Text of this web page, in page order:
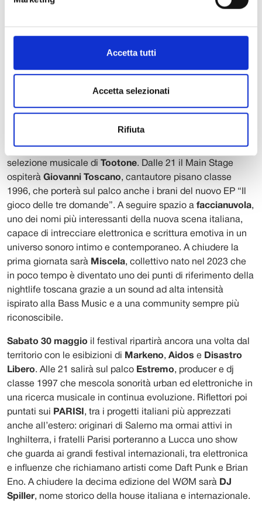
Accetta tutti
Accetta selezionati
Rifiuta
dedicata ai live e ai dj set del tardo pomeriggio; dalle 21
prima di tornare nuovamente sul Market Stage fino all’una
di notte. Un percorso musicale pensato per accompagnare
protagonisti della scena locale. Si parte alle 18 con il
di Von Bronx, seguito dal live diMi chiamano Jacke dalla
selezione musicale di
Tootone. Dalle 21 il Main Stage
ospiterà Giovanni Toscano, cantautore pisano classe
1996, che porterà sul palco anche i brani del nuovo EP “Il
gioco delle tre domande”. A seguire spazio a faccianuvola,
uno dei nomi più interessanti della nuova scena italiana,
capace di intrecciare elettronica e scrittura emotiva in un
universo sonoro intimo e contemporaneo. A chiudere la
prima giornata sarà Miscela, collettivo nato nel 2023 che
in poco tempo è diventato uno dei punti di riferimento della
nightlife toscana grazie a un sound ad alta intensità
ispirato alla Bass Music e a una community sempre più
riconoscibile.
Sabato 30 maggio il festival ripartirà ancora una volta dal
territorio con le esibizioni di Markeno, Aidos e Disastro
Libero. Alle 21 salirà sul palco Estremo, producer e dj
classe 1997 che mescola sonorità urban ed elettroniche in
una ricerca musicale in continua evoluzione. Riflettori poi
puntati sui PARISI , tra i progetti italiani più apprezzati
anche all’estero: originari di Salerno ma ormai attivi in
Inghilterra, i fratelli Parisi porteranno a Lucca uno show
che guarda ai grandi festival internazionali, tra elettronica
e influenze che richiamano artisti come Daft Punk e Brian
Eno. A chiudere la decima edizione del WØM sarà DJ
Spiller, nome storico della house italiana e internazionale.